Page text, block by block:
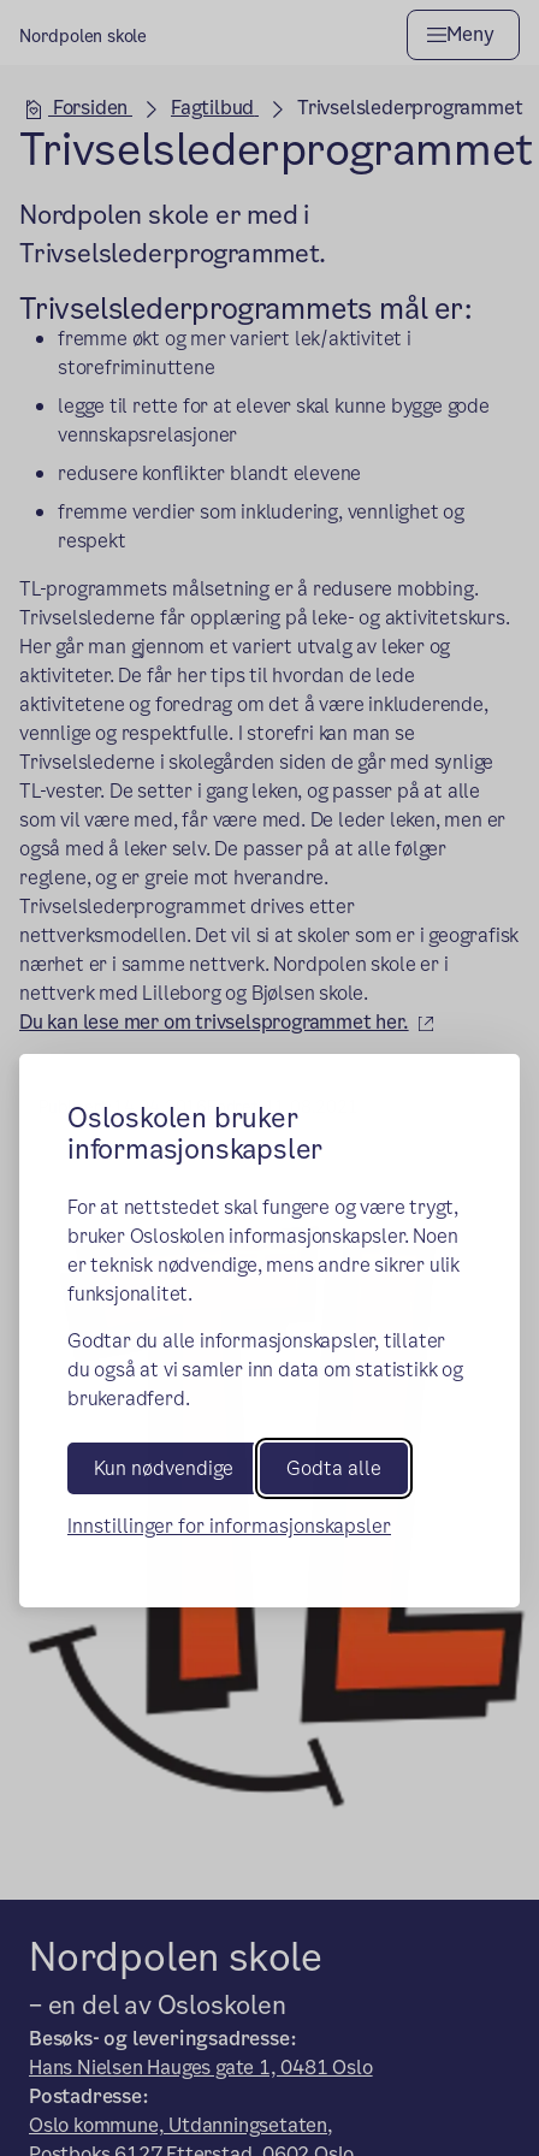
Osloskolen bruker
informasjonskapsler
For at nettstedet skal fungere og være trygt,
bruker Osloskolen informasjonskapsler. Noen
er teknisk nødvendige, mens andre sikrer ulik
funksjonalitet.
Godtar du alle informasjonskapsler, tillater
du også at vi samler inn data om statistikk og
brukeradferd.
Kun nødvendige Godta alle
Innstillinger for informasjonskapsler
Nordpolen skole Meny
Hovedseksjon
Forsiden Fagtilbud Trivselslederprogrammet
Trivselslederprogrammet
Nordpolen skole er med i
Trivselslederprogrammet.
Trivselslederprogrammets mål er:
fremme økt og mer variert lek/aktivitet i
storefriminuttene
legge til rette for at elever skal kunne bygge gode
vennskapsrelasjoner
redusere konflikter blandt elevene
fremme verdier som inkludering, vennlighet og
respekt
TL-programmets målsetning er å redusere mobbing.
Trivselslederne får opplæring på leke- og aktivitetskurs.
Her går man gjennom et variert utvalg av leker og
aktiviteter. De får her tips til hvordan de lede
aktivitetene og foredrag om det å være inkluderende,
vennlige og respektfulle. I storefri kan man se
Trivselslederne i skolegården siden de går med synlige
TL-vester. De setter i gang leken, og passer på at alle
som vil være med, får være med. De leder leken, men er
også med å leker selv. De passer på at alle følger
reglene, og er greie mot hverandre.
Trivselslederprogrammet drives etter
nettverksmodellen. Det vil si at skoler som er i geografisk
nærhet er i samme nettverk. Nordpolen skole er i
nettverk med Lilleborg og Bjølsen skole.
Du kan lese mer om trivselsprogrammet her.
(ekstern
Publisert: 14.04.2016 Endret:
Nordpolen skole
– en del av Osloskolen
Besøks- og leveringsadresse:
Hans Nielsen Hauges gate 1, 0481 Oslo
Postadresse:
Oslo kommune, Utdanningsetaten,